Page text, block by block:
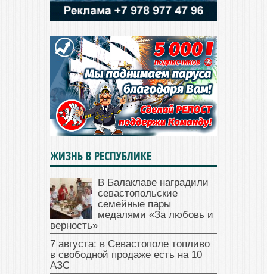
ЖИЗНЬ В РЕСПУБЛИКЕ
В Балаклаве наградили
севастопольские
семейные пары
медалями «За любовь и
верность»
7 августа: в Севастополе топливо
в свободной продаже есть на 10
АЗС